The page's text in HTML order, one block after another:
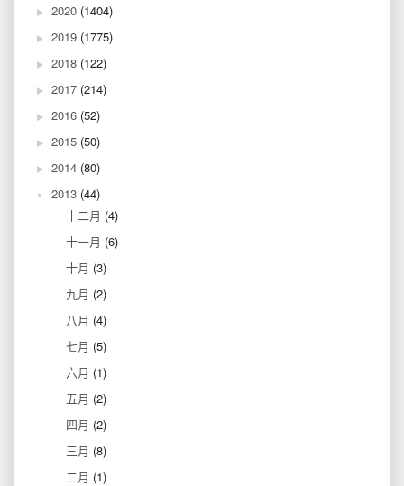
2020 (1404)
2019 (1775)
2018 (122)
2017 (214)
2016 (52)
2015 (50)
2014 (80)
2013 (44)
十二月 (4)
十一月 (6)
十月 (3)
九月 (2)
八月 (4)
七月 (5)
六月 (1)
五月 (2)
四月 (2)
三月 (8)
二月 (1)